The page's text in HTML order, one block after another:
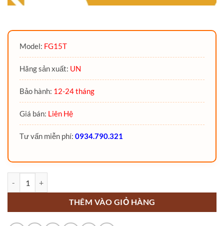
Model: FG15T
Hãng sản xuất: UN
Bảo hành: 12-24 tháng
Giá bán: Liên Hệ
Tư vấn miễn phí: 0934.790.321
THÊM VÀO GIỎ HÀNG